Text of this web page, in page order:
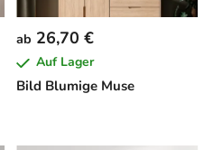
Bild Blumige Muse
ab 26,70 €
Auf Lager